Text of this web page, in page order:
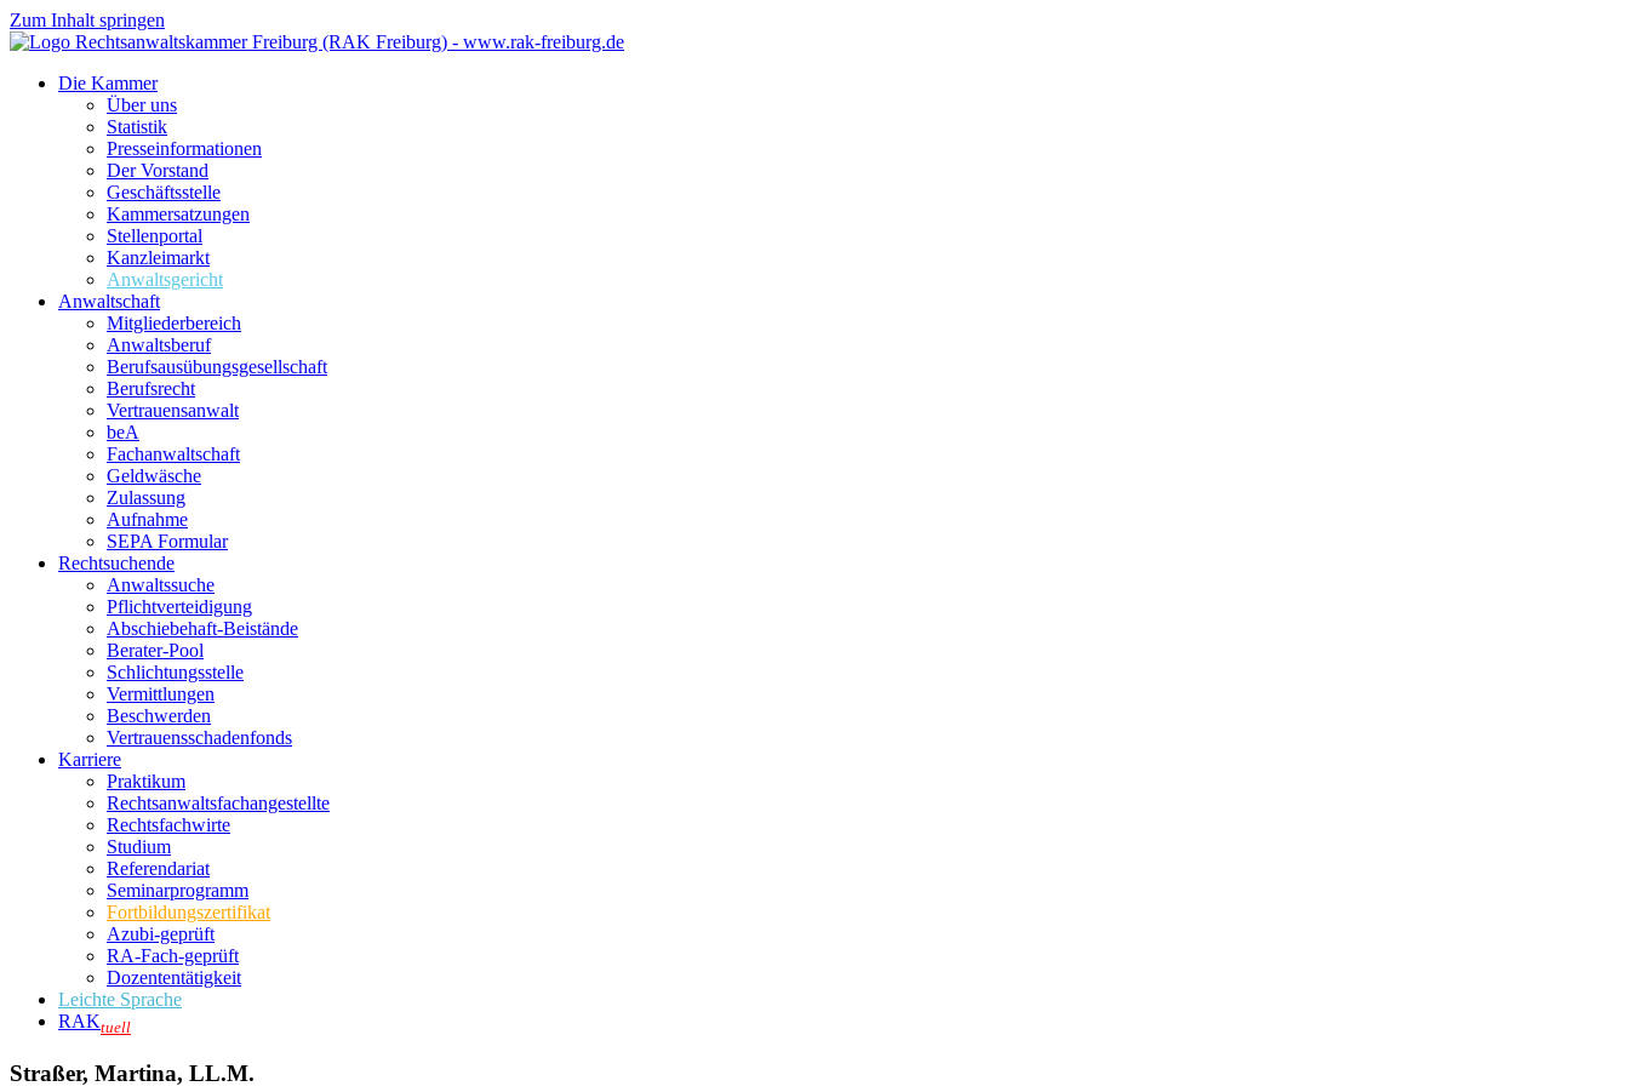
Zum Inhalt springen
Die Kammer
Über uns
Statistik
Presseinformationen
Der Vorstand
Geschäftsstelle
Kammersatzungen
Stellenportal
Kanzleimarkt
Anwaltsgericht
Anwaltschaft
Mitgliederbereich
Anwaltsberuf
Berufsausübungs­gesellschaft
Berufsrecht
Vertrauensanwalt
beA
Fachanwaltschaft
Geldwäsche
Zulassung
Aufnahme
SEPA Formular
Rechtsuchende
Anwaltssuche
Pflichtverteidigung
Abschiebehaft-Beistände
Berater-Pool
Schlichtungsstelle
Vermittlungen
Beschwerden
Vertrauensschadenfonds
Karriere
Praktikum
Rechtsanwalts­fachangestellte
Rechtsfachwirte
Studium
Referendariat
Seminarprogramm
Fortbildungszertifikat
Azubi-geprüft
RA-Fach-geprüft
Dozententätigkeit
Leichte Sprache
RAKtuell
Straßer, Martina, LL.M.